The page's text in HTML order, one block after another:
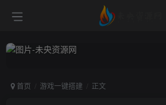
首页 游戏一键搭建 正文